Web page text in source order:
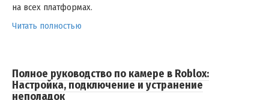
на всех платформах.
Читать полностью
Полное руководство по камере в Roblox:
Настройка, подключение и устранение
неполадок